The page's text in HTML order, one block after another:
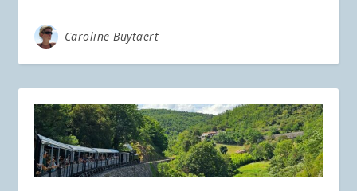
Caroline Buytaert